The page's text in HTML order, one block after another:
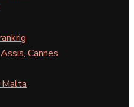
Cannes
Malta